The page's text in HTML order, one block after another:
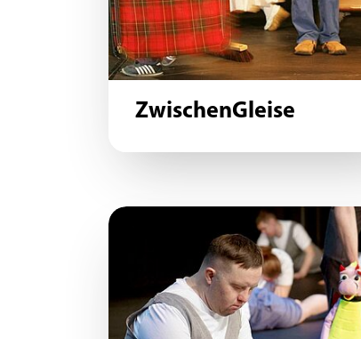
ZwischenGleise